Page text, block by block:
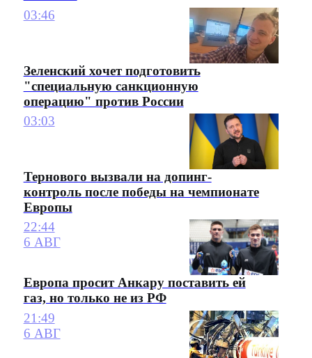
03:46
Зеленский хочет подготовить
"специальную санкционную
операцию" против России
03:03
Тернового вызвали на допинг-
контроль после победы на чемпионате
Европы
22:44
6 АВГ
Европа просит Анкару поставить ей
газ, но только не из РФ
21:49
6 АВГ